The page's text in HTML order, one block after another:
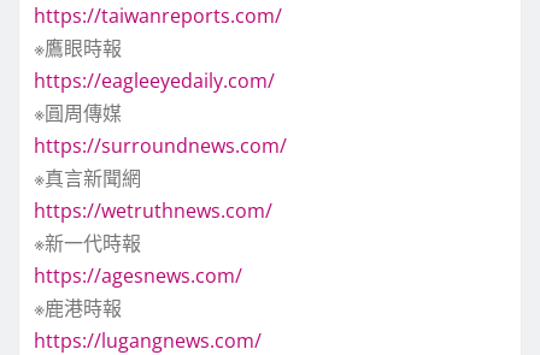
https://taiwanreports.com/
※鷹眼時報
https://eagleeyedaily.com/
※圓周傳媒
https://surroundnews.com/
※真言新聞網
https://wetruthnews.com/
※新一代時報
https://agesnews.com/
※鹿港時報
https://lugangnews.com/